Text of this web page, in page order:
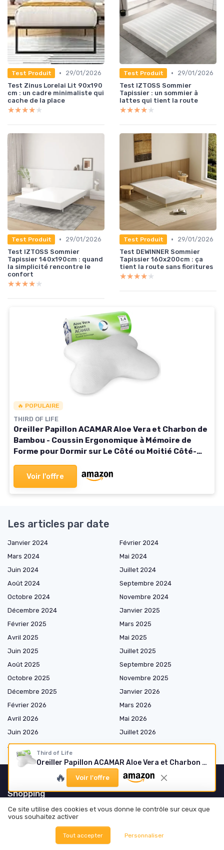
Test Produit •
29/01/2026
Test Zinus Lorelai Lit 90x190
cm : un cadre minimaliste qui
cache de la place
★★★★★
★★★★★
Test Produit •
29/01/2026
Test IZTOSS Sommier
Tapissier : un sommier à
lattes qui tient la route
★★★★★
★★★★★
Test Produit •
29/01/2026
Test IZTOSS Sommier
Tapissier 140x190cm : quand
la simplicité rencontre le
confort
★★★★★
★★★★★
Test Produit •
29/01/2026
Test DEWINNER Sommier
Tapissier 160x200cm : ça
tient la route sans fioritures
★★★★★
★★★★★
🔥 POPULAIRE
THIRD OF LIFE
Oreiller Papillon ACAMAR Aloe Vera et Charbon de
Bambou - Coussin Ergonomique à Mémoire de
Forme pour Dormir sur Le Côté ou Moitié Côté-
Hypoallergénique Ivoire Mousse avec charbon de
bambou
Voir l'offre
Third of Life
Oreiller Papillon ACAMAR Aloe Vera et Charbon de Bambou
🔥 Voir l'offre
Les articles par date
Janvier 2024
Février 2024
Mars 2024
Mai 2024
Juin 2024
Juillet 2024
Août 2024
Septembre 2024
Octobre 2024
Novembre 2024
Décembre 2024
Janvier 2025
Février 2025
Mars 2025
Avril 2025
Mai 2025
Juin 2025
Juillet 2025
Août 2025
Septembre 2025
Octobre 2025
Novembre 2025
Décembre 2025
Janvier 2026
Février 2026
Mars 2026
Avril 2026
Mai 2026
Juin 2026
Juillet 2026
Août 2026
Shopping
Matelas
Appareils connectés
Ce site utilise des cookies et vous donne le contrôle sur ceux que
vous souhaitez activer
Tout accepter Personnaliser